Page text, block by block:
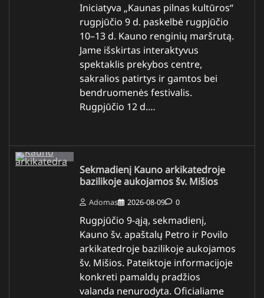
Iniciatyva „Kaunas pilnas kultūros“
rugpjūčio 9 d. paskelbė rugpjūčio
10–13 d. Kauno renginių maršrutą.
Jame išskirtas interaktyvus
spektaklis prekybos centre,
sakralios patirtys ir gamtos bei
bendruomenės festivalis.
Rugpjūčio 12 d.…
Sekmadienį Kauno arkikatedroje
bazilikoje aukojamos šv. Mišios
Adomas 2026-08-09 0
Rugpjūčio 9-ąją, sekmadienį,
Kauno šv. apaštalų Petro ir Povilo
arkikatedroje bazilikoje aukojamos
šv. Mišios. Pateiktoje informacijoje
konkreti pamaldų pradžios
valanda nenurodyta. Oficialiame